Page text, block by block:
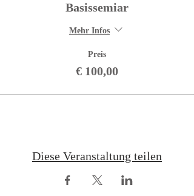
Basissemiar
Mehr Infos
Preis
€ 100,00
Diese Veranstaltung teilen